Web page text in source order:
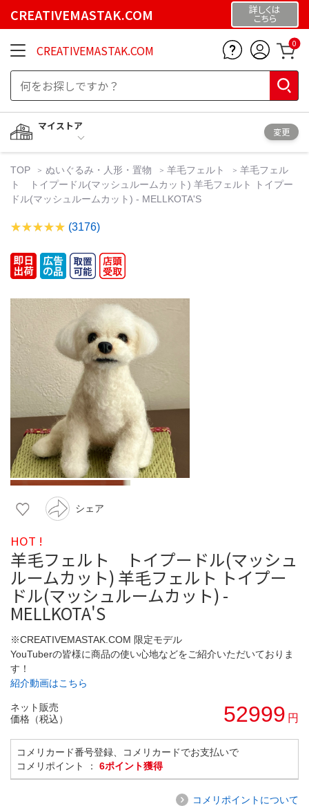
CREATIVEMASTAK.COM 詳しくは
こちら
CREATIVEMASTAK.COM 0
マイストア
変更
TOP ぬいぐるみ・人形・置物 羊毛フェルト
羊毛フェル
ト トイプードル(マッシュルームカット) 羊毛フェルト トイプー
ドル(マッシュルームカット) - MELLKOTA'S
(3176)
シェア
HOT !
羊毛フェルト トイプードル(マッシュ
ルームカット) 羊毛フェルト トイプー
ドル(マッシュルームカット) -
MELLKOTA'S
※CREATIVEMASTAK.COM 限定モデル
YouTuberの皆様に商品の使い心地などをご紹介いただいておりま
す！
紹介動画はこちら
ネット販売
価格（税込）
52999 円
コメリカード番号登録、コメリカードでお支払いで
コメリポイント ： 6ポイント獲得
コメリポイントについて